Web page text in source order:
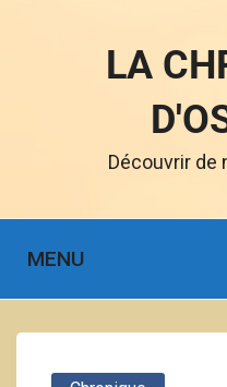
LA
Découvrir de
MENU